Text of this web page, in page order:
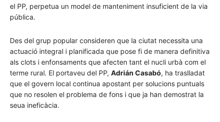
el PP, perpetua un model de manteniment insuficient de la via
pública.
Des del grup popular consideren que la ciutat necessita una
actuació integral i planificada que pose fi de manera definitiva
als clots i enfonsaments que afecten tant el nucli urbà com el
terme rural. El portaveu del PP, Adrián Casabó, ha traslladat
que el govern local continua apostant per solucions puntuals
que no resolen el problema de fons i que ja han demostrat la
seua ineficàcia.